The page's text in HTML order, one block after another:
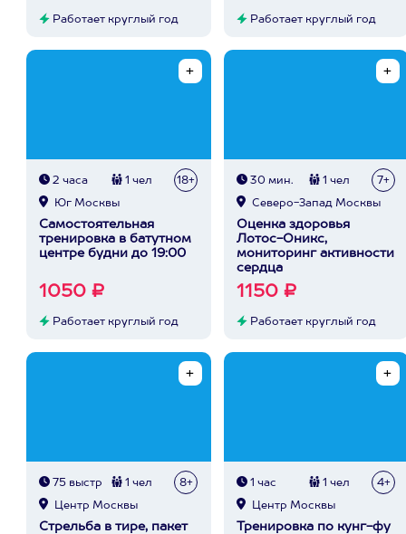
Работает круглый год Работает круглый год
2 часа 1 чел 18+
Юг Москвы
Самостоятельная
тренировка в батутном
центре будни до 19:00
1050 ₽
Работает круглый год
30 мин. 1 чел 7+
Северо-Запад Москвы
Оценка здоровья
Лотос-Оникс,
мониторинг активности
сердца
1150 ₽
Работает круглый год
75 выстр 1 чел 8+
Центр Москвы
Стрельба в тире, пакет
1 час 1 чел 4+
Центр Москвы
Тренировка по кунг-фу